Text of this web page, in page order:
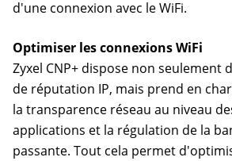
d'une connexion avec le WiFi.
Optimiser les connexions WiFi
Zyxel CNP+ dispose non seulement
de réputation IP, mais prend en
la transparence réseau au niveau
applications et la régulation de la
passante. Tout cela permet